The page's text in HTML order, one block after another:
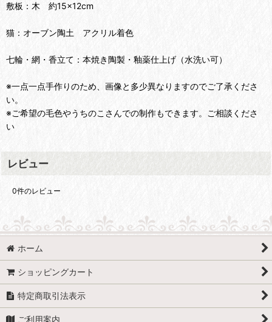
敷板：木 約15×12cm
猫：オーブン陶土 アクリル着色
七輪・網・香立て：本焼き陶製・釉薬仕上げ（水洗い可）
※一点一点手作りのため、画像と多少異なりますのでご了承くださ
い。
※ご希望の毛色やうちのこさんでの制作もできます。ご相談くださ
い
レビュー
0件のレビュー
ホーム
ショッピングカート
特定商取引法表示
ご利用案内